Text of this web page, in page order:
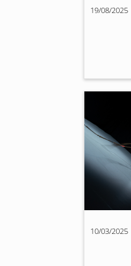
19/08/2025
10/03/2025